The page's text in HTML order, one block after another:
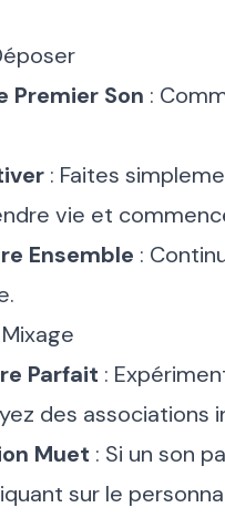
Premier Son :
: Faites
vie et
Ensemble :
Parfait :
des associations
Muet : Si un son
sur le